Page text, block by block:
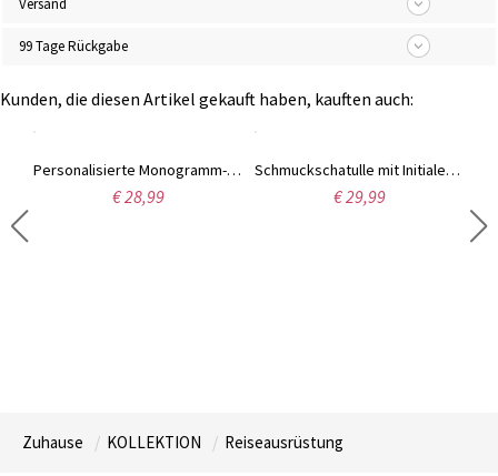
Versand
99 Tage Rückgabe
Kunden, die diesen Artikel gekauft haben, kauften auch:
Personalisierte Monogramm-Schmuckschatulle, Brautjungfern-Schmuckkästchen, Brautjungfern-Geschenk für Mädchen/Freunde, Hochzeits-/Reise-Schmuckkästchen, Geburtstags-/Muttertagsgeschenk, glitzerndes Weihnachtsgeschenk, Geburtstagsgeschenk, Brautjungfern-Ge
€ 28,99
Schmuckschatulle mit Initialen und Namen mit Blumen, Schmuck-Reiseetui, tragbare Schmuckschatulle, Schmuck-Organizer, Geschenk für Brautjungfern/Mutter/Freundin
€ 29,99
Zuhause KOLLEKTION Reiseausrüstung